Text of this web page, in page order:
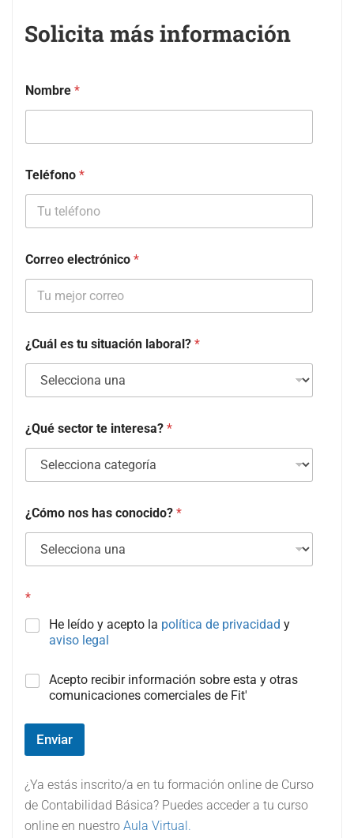
Solicita más información
Nombre *
Teléfono *
Correo electrónico *
¿Cuál es tu situación laboral? *
¿Qué sector te interesa? *
¿Cómo nos has conocido? *
*
He leído y acepto la política de privacidad y
aviso legal
C
p
#
(
c
o
p
Acepto recibir información sobre esta y otras
comunicaciones comerciales de Fit'
Enviar
¿Ya estás inscrito/a en tu formación online de Curso
de Contabilidad Básica? Puedes acceder a tu curso
online en nuestro Aula Virtual.